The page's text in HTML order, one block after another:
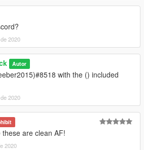
2020
Autor
with the () included
2020
these are clean AF!
2020